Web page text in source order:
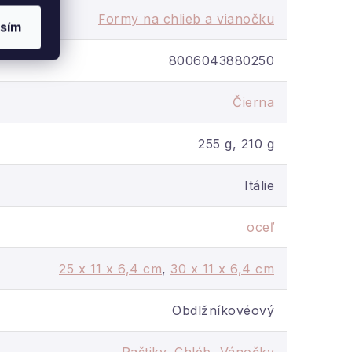
Povrch jeodolný
Formy na chlieb a vianočku
8006043880250
Čierna
255 g, 210 g
Itálie
oceľ
25 x 11 x 6,4 cm, 30 x 11 x 6,4 cm
Obdlžníkovéový